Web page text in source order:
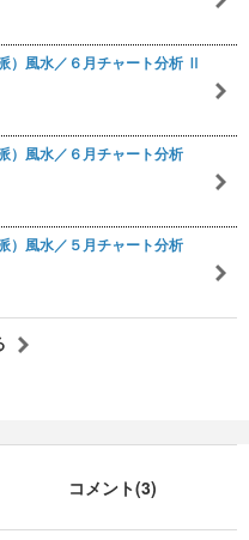
）風水／６月チャート分析 Ⅱ
）風水／６月チャート分析
）風水／５月チャート分析
コメント(3)